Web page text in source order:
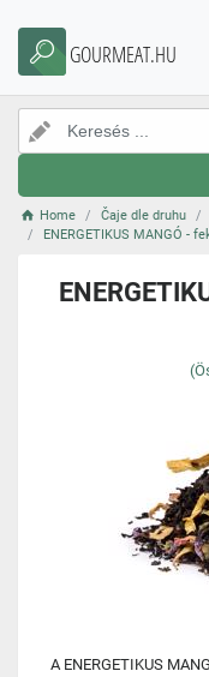
GOURMEAT.HU
Home Čaje dle druhu
ENERGETIKUS MANGÓ -
A ENERGETIKUS